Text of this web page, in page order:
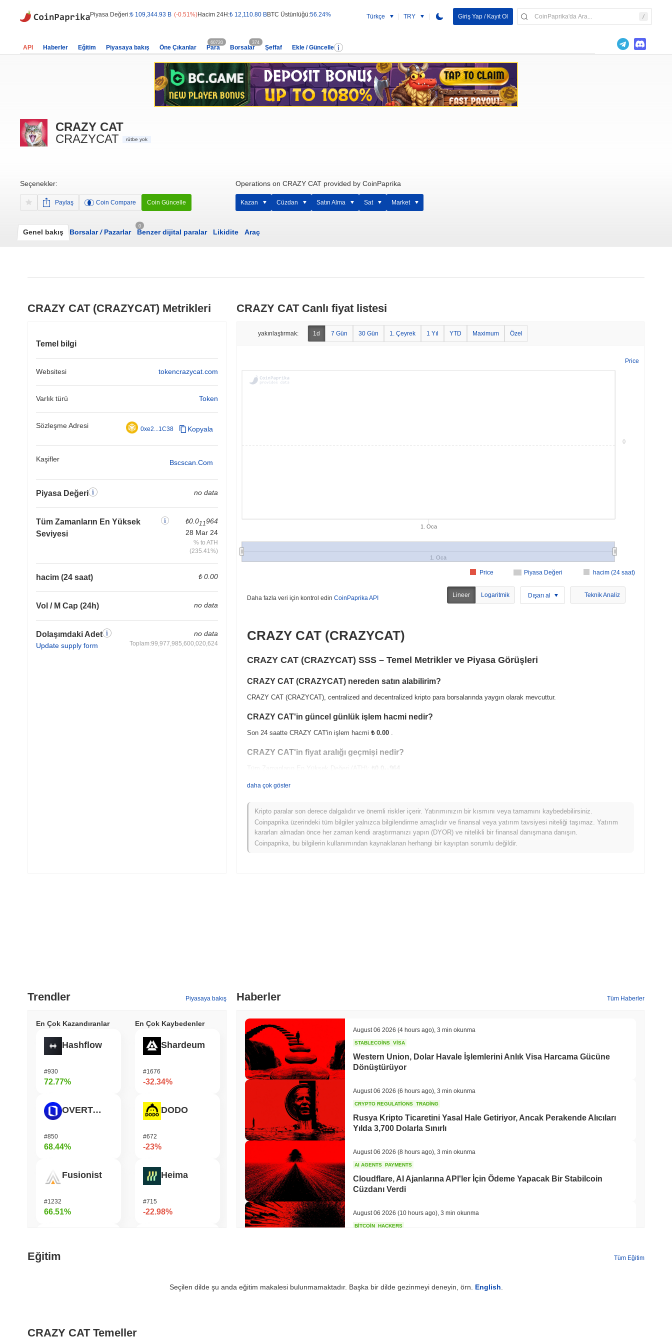
Piyasa Değeri:₺ 109,344.93 B (-0.51%)Hacim 24H:₺ 12,110.80 BBTC Üstünlüğü:56.24% Türkçe TRY Giriş Yap / Kayıt Ol
API Haberler Eğitim Piyasaya bakış Öne Çıkanlar Para
60720
Borsalar
374
Şeffaf Ekle / Güncelle
CRAZY CAT
CRAZYCAT
rütbe yok
Seçenekler:
Paylaş Coin Compare Coin Güncelle
Operations on CRAZY CAT provided by CoinPaprika
Kazan Cüzdan Satın Alma Sat Market
Genel bakış Borsalar/Pazarlar
0
Benzer dijital paralar Likidite Araç
CRAZY CAT (CRAZYCAT) Metrikleri
Temel bilgi
Websitesi tokencrazycat.com
Varlık türü Token
Sözleşme Adresi 0xe2...1C38 Kopyala
Kaşifler Bscscan.com
Piyasa Değeri no data
Tüm Zamanların En Yüksek
Seviyesi
₺0.011964
28 Mar 24
% to ATH
(235.41%)
hacim (24 saat) ₺ 0.00
Vol / M Cap (24h) no data
Dolaşımdaki Adet
Update supply form
no data
Toplam:99,977,985,600,020,624
CRAZY CAT Canlı fiyat listesi
yakınlaştırmak: 1d 7 Gün 30 Gün 1. Çeyrek 1 Yıl YTD Maximum Özel
Price
Piyasa Değeri hacim (24 saat)
Price
1. Oca
1. Oca
0
Daha fazla veri için kontrol edin CoinPaprika API Lineer Logaritmik Dışarı al Teknik Analiz
CRAZY CAT (CRAZYCAT)
CRAZY CAT (CRAZYCAT) SSS – Temel Metrikler ve Piyasa Görüşleri
CRAZY CAT (CRAZYCAT) nereden satın alabilirim?
CRAZY CAT (CRAZYCAT), centralized and decentralized kripto para borsalarında yaygın olarak mevcuttur.
CRAZY CAT'in güncel günlük işlem hacmi nedir?
Son 24 saatte CRAZY CAT'in işlem hacmi ₺ 0.00 .
CRAZY CAT'in fiyat aralığı geçmişi nedir?
Tüm Zamanların En Yüksek Değeri (ATH): ₺0.0
964
CRAZY CAT, daha geniş kripto piyasasıyla karşılaştırıldığında nasıl performans gösteriyor?
Son 7 günde CRAZY CAT 0.00% kazandı, genel kripto piyasasından0.51% düşüş kaydeden daha iyi performans gösterdi. Bu, daha
geniş piyasa momentumuna göre CRAZYCAT'ün fiyat hareketinde güçlü performans gösterdiğini belirtir.
daha çok göster
Kripto paralar son derece dalgalıdır ve önemli riskler içerir. Yatırımınızın bir kısmını veya tamamını kaybedebilirsiniz.
Coinpaprika üzerindeki tüm bilgiler yalnızca bilgilendirme amaçlıdır ve finansal veya yatırım tavsiyesi niteliği taşımaz. Yatırım
kararları almadan önce her zaman kendi araştırmanızı yapın (DYOR) ve nitelikli bir finansal danışmana danışın.
Coinpaprika, bu bilgilerin kullanımından kaynaklanan herhangi bir kayıptan sorumlu değildir.
Trendler Piyasaya bakış
En Çok Kazandıranlar
Hashflow
#930
72.77%
OVERTAKE
#850
68.44%
Fusionist
#1232
66.51%
#235
En Çok Kaybedenler
Shardeum
#1676
-32.34%
DODO
#672
-23%
Heima
#715
-22.98%
Haberler Tüm Haberler
August 06 2026 (4 hours ago) 3 min okunma
STABLECOINS VISA
Western Union, Dolar Havale İşlemlerini Anlık Visa Harcama Gücüne
Dönüştürüyor
August 06 2026 (6 hours ago) 3 min okunma
CRYPTO REGULATIONS TRADING
Rusya Kripto Ticaretini Yasal Hale Getiriyor, Ancak Perakende Alıcıları
Yılda 3,700 Dolarla Sınırlı
August 06 2026 (8 hours ago) 3 min okunma
AI AGENTS PAYMENTS
Cloudflare, AI Ajanlarına API'ler İçin Ödeme Yapacak Bir Stabilcoin
Cüzdanı Verdi
August 06 2026 (10 hours ago) 3 min okunma
BITCOIN HACKERS
CIRCLE TOKENIZATION
Eğitim Tüm Eğitim
Seçilen dilde şu anda eğitim makalesi bulunmamaktadır. Başka bir dilde gezinmeyi deneyin, örn. English
CRAZY CAT Temeller